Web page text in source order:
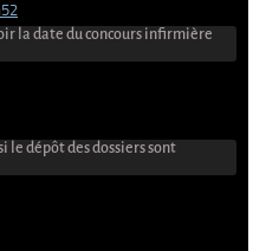
la date du concours infirmière
le dépôt des dossiers sont